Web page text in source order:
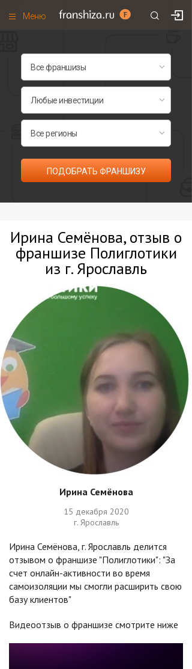
Меню
Франшизы по категориям
ПОДОБРАТЬ ФРАНШИЗУ
Ирина Семёнова, отзыв о
франшизе Полиглотики
из г. Ярославль
Ирина Семёнова
15 декабря 2020
г. Ярославль
Ирина Семёнова, г. Ярославль делится
отзывом о франшизе "Полиглотики": "За
счет онлайн-активности во время
самоизоляции мы смогли расширить свою
базу клиентов"
Видеоотзыв о франшизе смотрите ниже